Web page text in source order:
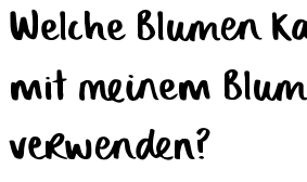
Welche Blumen
mit meinem
verwenden?